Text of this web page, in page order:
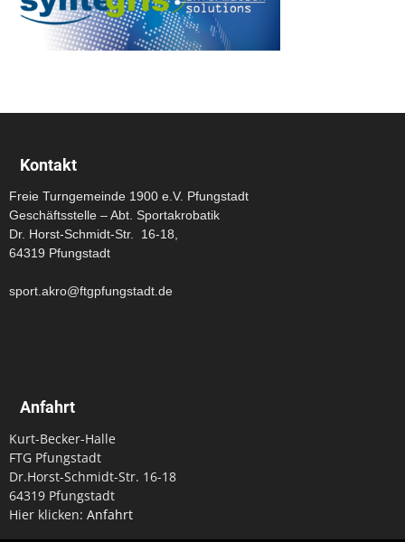
Kontakt
Freie Turngemeinde 1900 e.V. Pfungstadt
Geschäftsstelle – Abt. Sportakrobatik
Dr. Horst-Schmidt-Str. 16-18,
64319 Pfungstadt
sport.akro@ftgpfungstadt.de
Anfahrt
Kurt-Becker-Halle
FTG Pfungstadt
Dr.Horst-Schmidt-Str. 16-18
64319 Pfungstadt
Hier klicken: Anfahrt